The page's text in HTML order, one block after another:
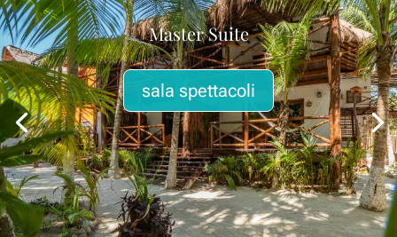
Master Suite
sala spettacoli